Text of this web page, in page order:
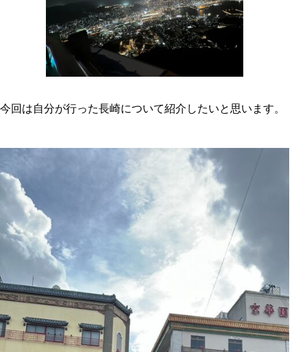
今回は自分が行った長崎について紹介したいと思います。